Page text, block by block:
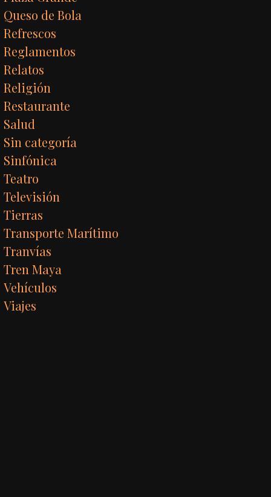
Queso de Bola
Refrescos
Reglamentos
Relatos
Religión
Restaurante
Salud
Sin categoría
Sinfónica
Teatro
Televisión
Tierras
Transporte Marítimo
Tranvías
Tren Maya
Vehículos
Viajes